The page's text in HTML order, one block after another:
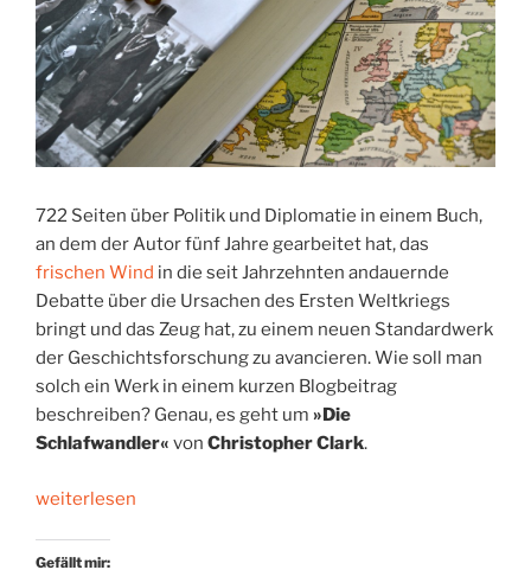
722 Seiten über Politik und Diplomatie in einem Buch,
an dem der Autor fünf Jahre gearbeitet hat, das
frischen Wind in die seit Jahrzehnten andauernde
Debatte über die Ursachen des Ersten Weltkriegs
bringt und das Zeug hat, zu einem neuen Standardwerk
der Geschichtsforschung zu avancieren. Wie soll man
solch ein Werk in einem kurzen Blogbeitrag
beschreiben? Genau, es geht um »Die
Schlafwandler« von Christopher Clark.
„Alternativlose
1914“
weiterlesen
Gefällt mir: